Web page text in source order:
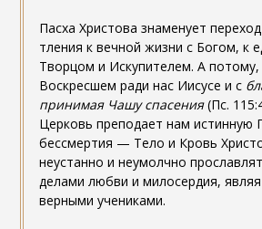
Пасха Христова знаменует
тления к вечной жизни с Богом, к
Творцом и Искупителем. А потому,
Воскресшем ради нас Иисусе и с
принимая Чашу спасения(Пс.
Церковь преподает нам истинную
бессмертия — Тело и Кровь
неустанно и неумолчно
делами любви и милосердия,
верными учениками.